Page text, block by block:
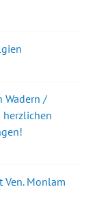
Wadern /
herzlichen
Ven. Monlam